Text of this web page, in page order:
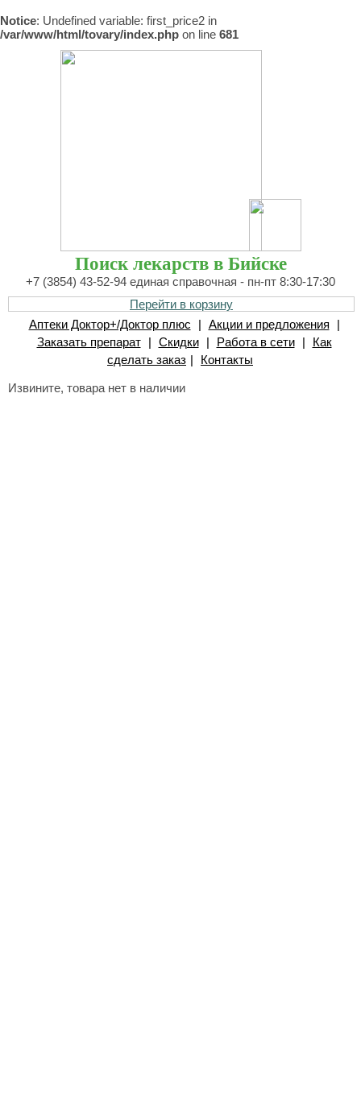
Notice: Undefined variable: first_price2 in
/var/www/html/tovary/index.php on line 681
Поиск лекарств в Бийске
+7 (3854) 43-52-94 единая справочная - пн-пт 8:30-17:30
Перейти в корзину
Аптеки Доктор+/Доктор плюс
| Акции и предложения
|
Заказать препарат
| Скидки | Работа в сети |
Как
сделать заказ | Контакты
Извините, товара нет в наличии